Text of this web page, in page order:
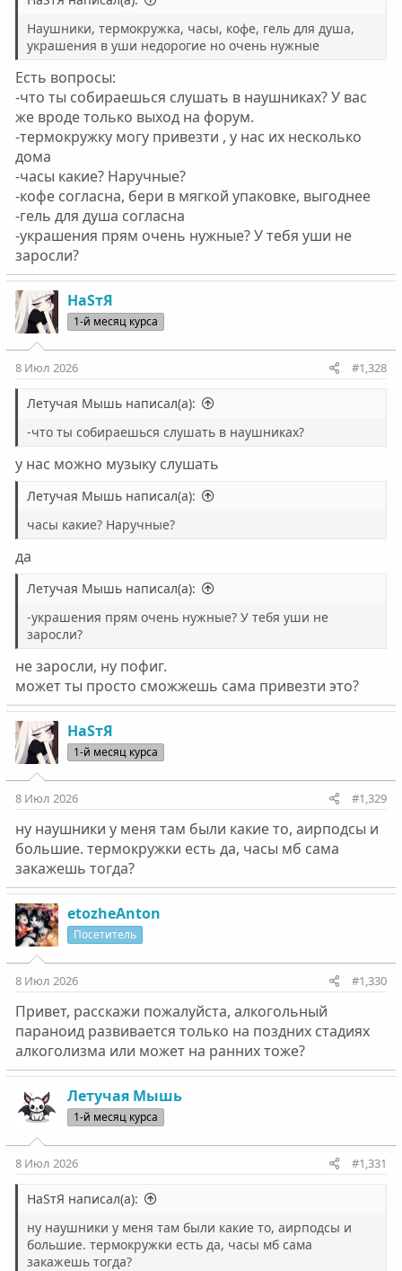
Наушники, термокружка, часы, кофе, гель для душа,
украшения в уши недорогие но очень нужные
Есть вопросы:
-что ты собираешься слушать в наушниках? У вас
же вроде только выход на форум.
-термокружку могу привезти , у нас их несколько
дома
-часы какие? Наручные?
-кофе согласна, бери в мягкой упаковке, выгоднее
-гель для душа согласна
-украшения прям очень нужные? У тебя уши не
заросли?
НаSтЯ
1-й месяц курса
8 Июл 2026 #1,328
Летучая Мышь написал(а):
-что ты собираешься слушать в наушниках?
у нас можно музыку слушать
Летучая Мышь написал(а):
часы какие? Наручные?
да
Летучая Мышь написал(а):
-украшения прям очень нужные? У тебя уши не
заросли?
не заросли, ну пофиг.
может ты просто сможжешь сама привезти это?
НаSтЯ
1-й месяц курса
8 Июл 2026 #1,329
ну наушники у меня там были какие то, аирподсы и
большие. термокружки есть да, часы мб сама
закажешь тогда?
etozheAnton
Посетитель
8 Июл 2026 #1,330
Привет, расскажи пожалуйста, алкогольный
параноид развивается только на поздних стадиях
алкоголизма или может на ранних тоже?
Летучая Мышь
1-й месяц курса
8 Июл 2026 #1,331
НаSтЯ написал(а):
ну наушники у меня там были какие то, аирподсы и
большие. термокружки есть да, часы мб сама
закажешь тогда?